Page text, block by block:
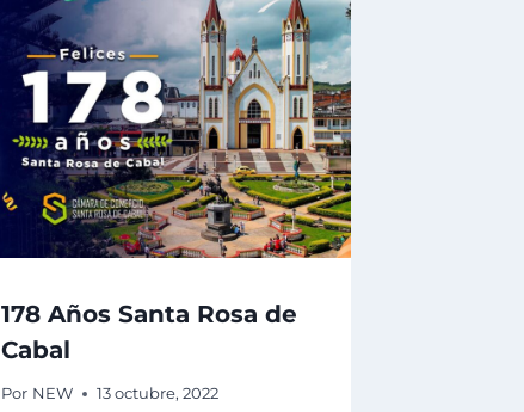
178 Años Santa Rosa de
Cabal
Por NEW 13 octubre, 2022